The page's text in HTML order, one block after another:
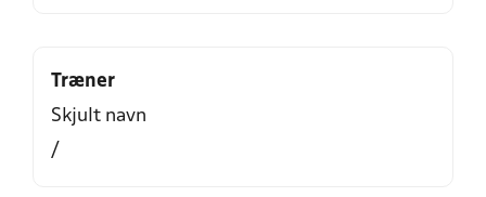
Træner
Skjult navn
/